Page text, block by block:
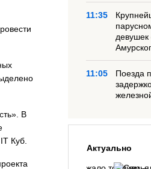
В
Куб.
11:35
девушек
11:05
Поезда
Актуально